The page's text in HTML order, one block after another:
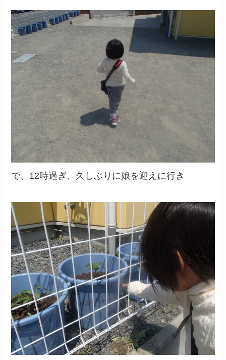
で、12時過ぎ、久しぶりに娘を迎えに行き